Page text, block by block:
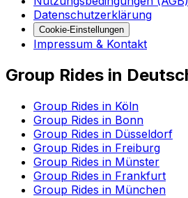
Datenschutzerklärung
Cookie-Einstellungen
Impressum & Kontakt
Group Rides in
Group Rides in Köln
Group Rides in Bonn
Group Rides in Düsseldorf
Group Rides in Freiburg
Group Rides in Münster
Group Rides in Frankfurt
Group Rides in München